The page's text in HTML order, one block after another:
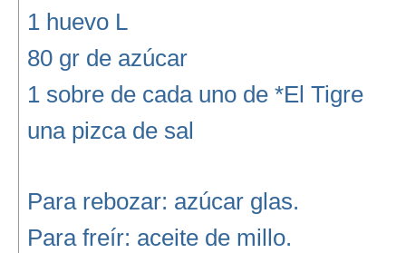
1 huevo L
80 gr de azúcar
1 sobre de cada uno de *El Tigre
una pizca de sal
Para rebozar: azúcar glas.
Para freír: aceite de millo.